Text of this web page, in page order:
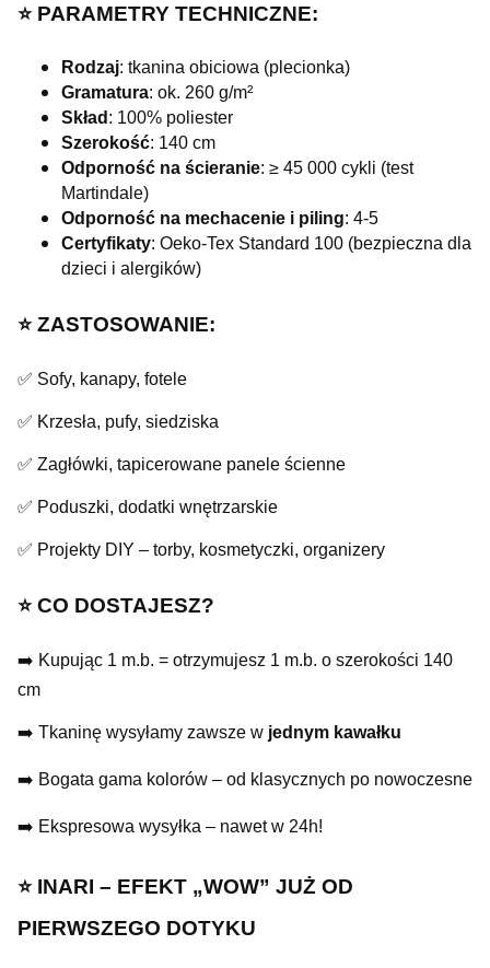
⭐️ PARAMETRY TECHNICZNE:
Rodzaj: tkanina obiciowa (plecionka)
Gramatura: ok. 260 g/m²
Skład : 100% poliester
Szerokość: 140 cm
Odporność na ścieranie: ≥ 45 000 cykli (test
Martindale)
Odporność na mechacenie i piling: 4-5
Certyfikaty: Oeko-Tex Standard 100 (bezpieczna dla
dzieci i alergików)
⭐️ ZASTOSOWANIE:
✅ Sofy, kanapy, fotele
✅ Krzesła, pufy, siedziska
✅ Zagłówki, tapicerowane panele ścienne
✅ Poduszki, dodatki wnętrzarskie
✅ Projekty DIY – torby, kosmetyczki, organizery
⭐️ CO DOSTAJESZ?
➡️ Kupując 1 m.b. = otrzymujesz 1 m.b. o szerokości 140
cm
➡️ Tkaninę wysyłamy zawsze w jednym kawałku
➡️ Bogata gama kolorów – od klasycznych po nowoczesne
➡️ Ekspresowa wysyłka – nawet w 24h!
⭐️ INARI – EFEKT „WOW” JUŻ OD
PIERWSZEGO DOTYKU